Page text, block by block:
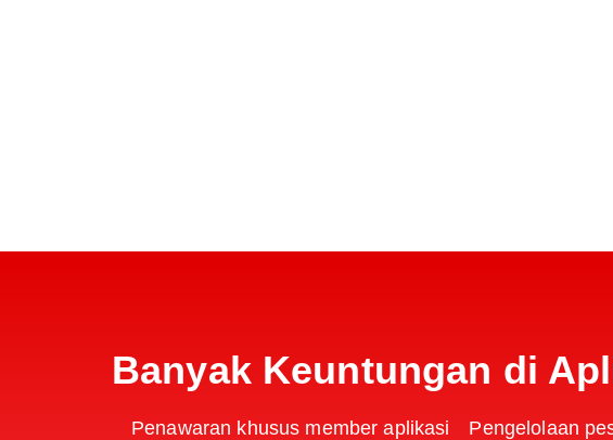
Banyak Keuntungan di
Penawaran khusus member aplikasi Pengelolaan